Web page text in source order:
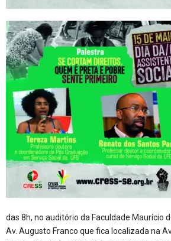
das 8h, no auditório da Faculdade Maurício
Av. Augusto Franco que fica localizada na